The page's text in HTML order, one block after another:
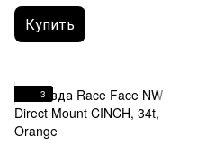
Купить
3